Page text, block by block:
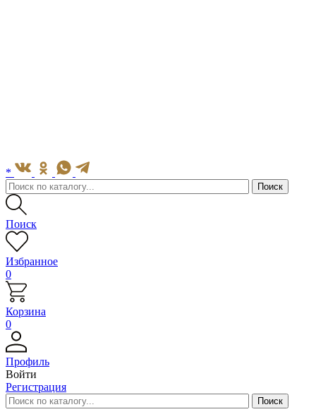
*
Поиск
Избранное
0
Корзина
0
Профиль
Войти
Регистрация